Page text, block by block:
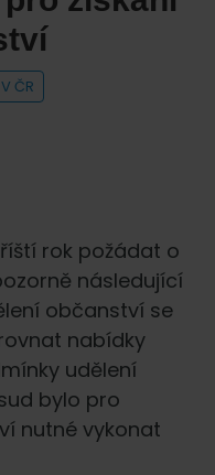
ČR
rok požádat o
následující
občanství se
nabídky
udělení
bylo pro
nutné vykonat